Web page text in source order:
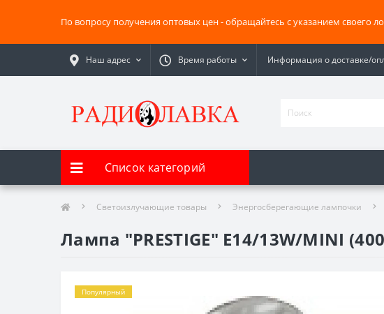
По вопросу получения оптовых цен - обращайтесь с указанием своего
Наш адрес Время работы Информация о доставке/
Список категорий
Светоизлучающие товары Энергосберегающие лампочки
Лампа "PRESTIGE" E14/13W/MINI
Популярный